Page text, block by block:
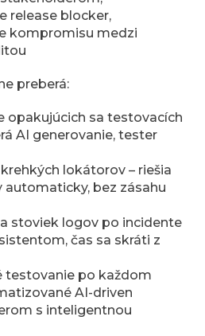
release blocker,
kompromisu medzi
preberá:
opakujúcich sa testovacích
AI generovanie, tester
lokátorov – riešia
automaticky, bez zásahu
stoviek logov po incidente
čas sa skráti z
testovanie po každom
AI-driven
s inteligentnou